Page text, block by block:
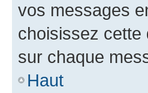
vos messages
choisissez cette
sur chaque
Haut